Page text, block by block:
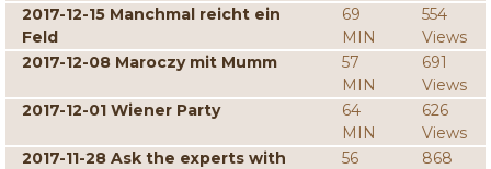
2017-12-15 Manchmal reicht ein
Feld
69
MIN
554
Views
2017-12-08 Maroczy mit Mumm
57
MIN
691
Views
2017-12-01 Wiener Party
64
MIN
626
Views
2017-11-28 Ask the experts with
56
868